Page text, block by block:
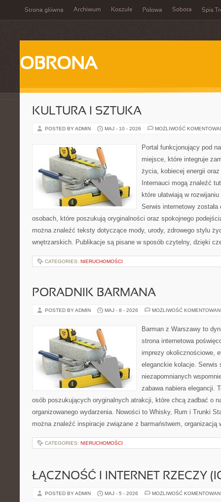
Strona główna Archiwum Koszule Połowa Sobota Spis
OBRONA
KULTURA I SZTUKA
POSTED BY ADMIN MAJ - 10 - 2026 MOŻLIWOŚĆ
Portal funkcjonujący pod
miejsce, które integruje
życia, kobiecej energii
Internauci mogą znaleźć
które ułatwiają w
Serwis internetowy
osobach, które poszukują oryginalności oraz spokojnego
można znaleźć teksty dotyczące mody, urody, zdrowego stylu
wnętrzarskich. Publikacje są pisane w sposób czytelny, dzięki
CATEGORIES: NIERUCHOMOŚCI
PORADNIK BARMANA
POSTED BY ADMIN MAJ - 8 - 2026 MOŻLIWOŚĆ
Barman z Warszawy to
strona internetowa
imprezy okolicznościowe,
eleganckie kolacje. Serwis
niezapomnianych
zabawa nabiera elegancji.
osób poszukujących oryginalnych atrakcji, które chcą zadbać o
organizowanego wydarzenia. Nowości to Whisky, Rum i Trunki
można znaleźć inspiracje związane z barmaństwem,
CATEGORIES: NIERUCHOMOŚCI
ŁĄCZNOŚĆ I INTERNET RZECZY
POSTED BY ADMIN MAJ - 5 - 2026 MOŻLIWOŚĆ